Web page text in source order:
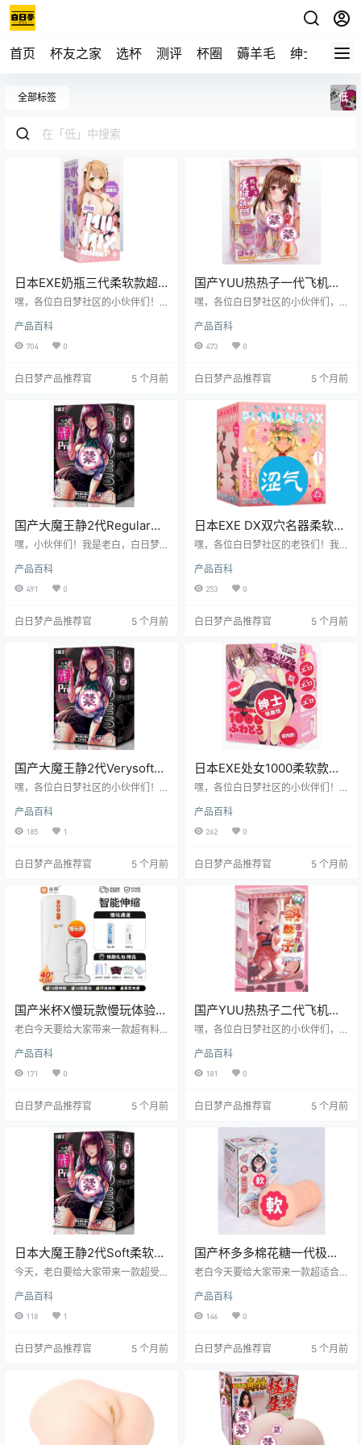
首页 杯友之家 选杯 测评 杯圈 薅羊毛 绅士 视频
全部标签 低
日本EXE奶瓶三代柔软款超
柔软体验飞机杯测评报告
嘿，各位白日梦社区的小伙伴们！
品牌的奶瓶三代柔软款飞机杯。这
玩意儿可是让我眼前一亮，接下来
产品百科
704 0
白日梦产品推荐官 5 个月前
国产YUU热热子一代飞机杯
测评报告
嘿，各位白日梦社区的小伙伴们，
产YUU品牌的热热子一代飞机杯测
评。这款飞机杯号称是“温柔的拥
产品百科
473 0
白日梦产品推荐官 5 个月前
国产大魔王静2代Regular静
音升级飞机杯测评报告
嘿，小伙伴们！我是老白，白日梦
的飞机杯测评师。今天，咱们来聊
聊大魔王的静 2代 Regular。这款飞
机杯号称静音升级，到底是不是真
吧！
产品百科
491 0
白日梦产品推荐官 5 个月前
日本EXE DX双穴名器柔软慢
玩款飞机杯测评报告
嘿，各位白日梦社区的老铁们！我
日本的EXE DX双穴名器柔软慢玩款
飞机杯的详细测评。这款飞机杯可
是让我眼前一亮，双穴设计加上柔
接下来，就让我带你深入了解这款
不值得你入手。
产品百科
253 0
白日梦产品推荐官 5 个月前
国产大魔王静2代Verysoft超
柔软体验飞机杯测评报告
嘿，各位白日梦社区的小伙伴们！
家的静 2代 Verysoft 飞机杯。这玩
意儿可是让我眼前一亮，超柔软的
体验，简直就像坠入云端。别急，
看看它到底值不值得入手！
产品百科
185 1
白日梦产品推荐官 5 个月前
日本EXE处女1000柔软款超
柔软飞机杯测评报告
嘿，各位白日梦社区的小伙伴们！
E 品牌的处女 1000 柔软款飞机杯。
这款飞机杯号称“处女 1000”，听起
来就让人充满期待。我可是亲自上
你们好好说道说道，看看它到底是
产品百科
262 0
白日梦产品推荐官 5 个月前
国产米杯X慢玩款慢玩体验电
动飞机杯测评
老白今天要给大家带来一款超有料
机杯可是集合了多种黑科技，不仅
功能强大，而且设计贴心，无论是
深入了解这款飞机杯的方方面面
产品百科
171 0
白日梦产品推荐官 5 个月前
国产YUU热热子二代飞机杯
测评报告
嘿，各位白日梦社区的小伙伴们，
产YUU品牌的热热子二代飞机杯的
详细测评。这款飞机杯号称是进阶
保证让你心里有数！
产品百科
181 0
白日梦产品推荐官 5 个月前
日本大魔王静2代Soft柔软舒
适飞机杯测评
今天，老白要给大家带来一款超受
oft。这可是老白用了无数次的经典
产品，每次都让我在享受中感受到
罢不能的地方。
产品百科
118 1
白日梦产品推荐官 5 个月前
国产杯多多棉花糖一代极致
柔软慢玩飞机杯测评报告
老白今天要给大家带来一款超适合
代。这款杯子凭借其极致柔软的触
感和超高的性价比，成为了众多新
糖的奥秘。
产品百科
146 0
白日梦产品推荐官 5 个月前